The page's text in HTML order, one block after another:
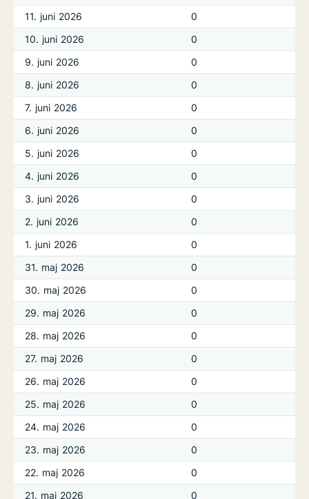
11. juni 2026
0
10. juni 2026
0
9. juni 2026
0
8. juni 2026
0
7. juni 2026
0
6. juni 2026
0
5. juni 2026
0
4. juni 2026
0
3. juni 2026
0
2. juni 2026
0
1. juni 2026
0
31. maj 2026
0
30. maj 2026
0
29. maj 2026
0
28. maj 2026
0
27. maj 2026
0
26. maj 2026
0
25. maj 2026
0
24. maj 2026
0
23. maj 2026
0
22. maj 2026
0
21. maj 2026
0